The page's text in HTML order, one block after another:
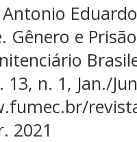
Gênero e
n. 1, Jan./
2021